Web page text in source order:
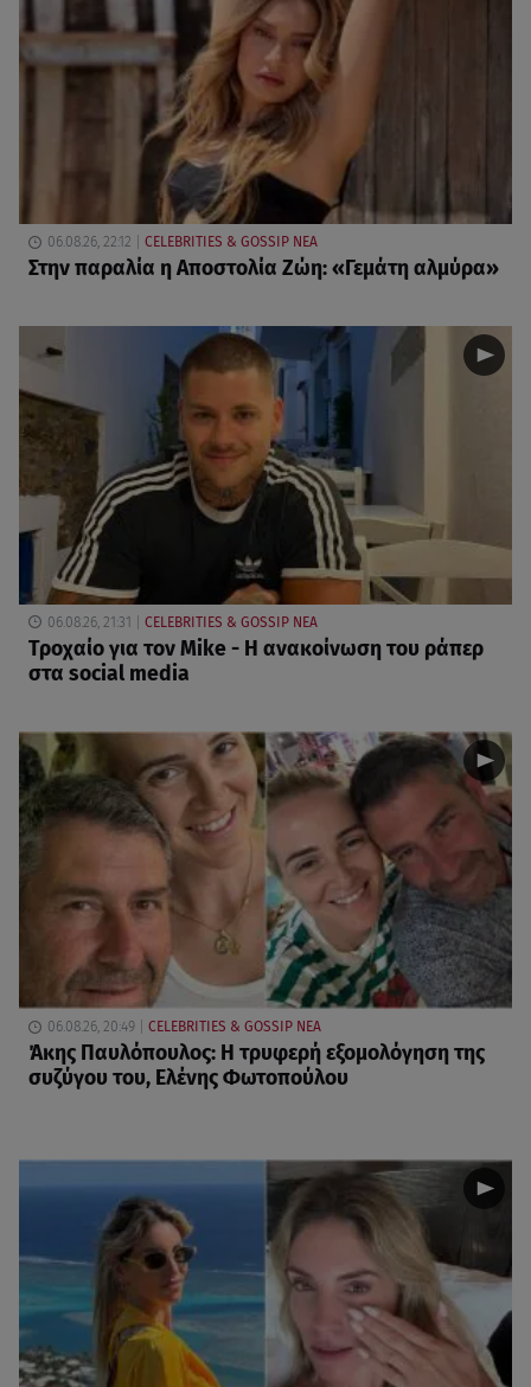
06.08.26, 22:12 CELEBRITIES & GOSSIP ΝΕΑ
Στην παραλία η Αποστολία Ζώη: «Γεμάτη αλμύρα»
06.08.26, 21:31 CELEBRITIES & GOSSIP ΝΕΑ
Τροχαίο για τον Mike - Η ανακοίνωση του ράπερ
στα social media
06.08.26, 20:49 CELEBRITIES & GOSSIP ΝΕΑ
Άκης Παυλόπουλος: Η τρυφερή εξομολόγηση της
συζύγου του, Ελένης Φωτοπούλου